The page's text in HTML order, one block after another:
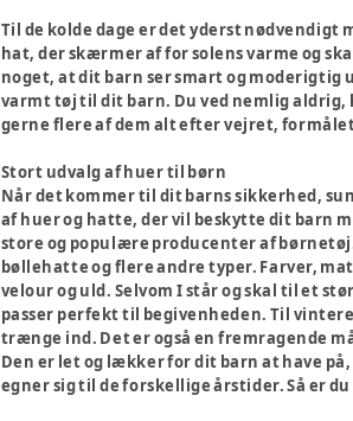
Til de kolde dage er det yderst nødvendigt
hat, der skærmer af for solens varme og
noget, at dit barn ser smart og moderigtig
varmt tøj til dit barn. Du ved nemlig aldrig,
gerne flere af dem alt efter vejret,
Stort udvalg af huer til børn
Når det kommer til dit barns sikkerhed,
af huer og hatte, der vil beskytte dit barn
store og populære producenter af
bøllehatte og flere andre typer. Farver,
velour og uld. Selvom I står og skal til et
passer perfekt til begivenheden. Til
trænge ind. Det er også en fremragende
Den er let og lækker for dit barn at have
egner sig til de forskellige årstider. Så er du